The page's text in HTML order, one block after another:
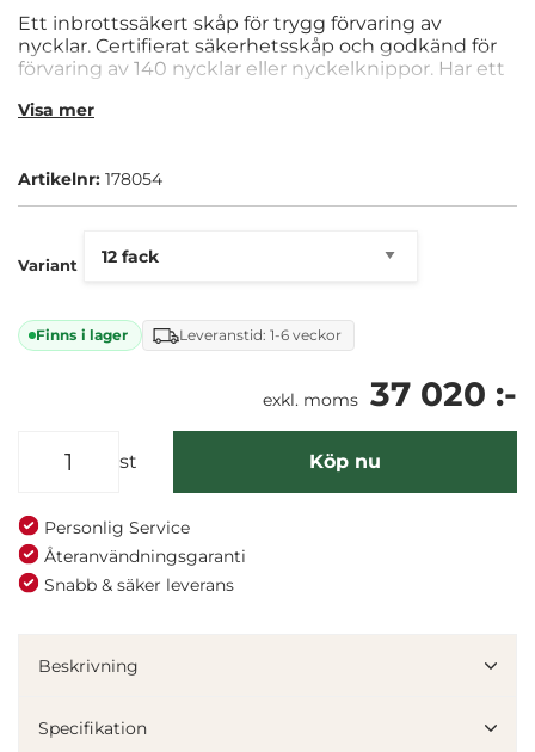
och annonserna till användarna, tillhandahålla funktioner
vidarebefordrar även sådana identifierare och annan
Ett inbrottssäkert skåp för trygg förvaring av
nycklar. Certifierat säkerhetsskåp och godkänd för
förvaring av 140 nycklar eller nyckelknippor. Har ett
nycklar. Ger förutom säkerhet också en strukturerad
förankras i vägg eller pelare, alternativt stå direkt på
golvet.
Visa mer
Artikelnr: 178054
Variant
Finns i lager Leveranstid: 1-6 veckor
exkl. moms 37 020 :-
st Köp nu
Personlig Service
Återanvändningsgaranti
Snabb & säker leverans
Beskrivning
Specifikation